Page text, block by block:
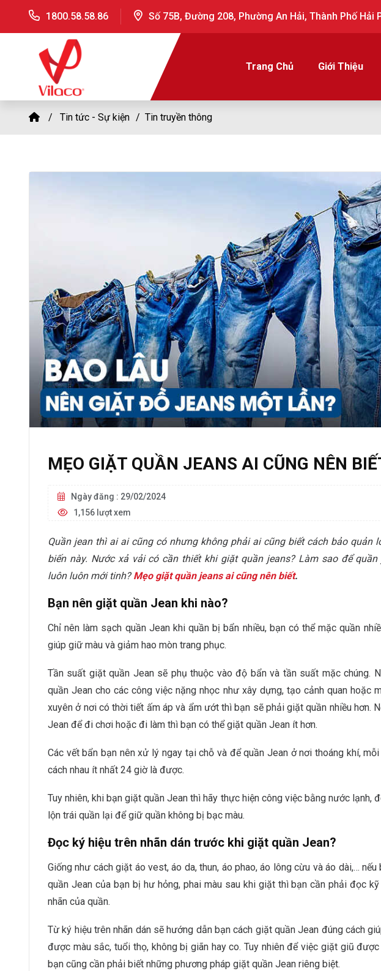
1800.58.58.86 Số 75B, Đường 208, Phường An Hải, Thành Phố Hải
Trang Chủ Giới Thiệu
Tin tức - Sự kiện Tin truyền thông
MẸO GIẶT QUẦN JEANS AI CŨNG NÊN
Ngày đăng : 29/02/2024
1,156 lượt xem
Quần jean thì ai ai cũng có nhưng không phải ai cũng biết cách bảo quản
biến này. Nước xả vải có cần thiết khi giặt quần jeans? Làm sao để
luôn luôn mới tinh?Mẹo giặt quần jeans ai cũng nên biết.
Bạn nên giặt quần Jean khi nào?
Chỉ nên làm sạch quần Jean khi quần bị bẩn nhiều, bạn có thể mặc quần
giúp giữ màu và giảm hao mòn trang phục.
Tần suất giặt quần Jean sẽ phụ thuộc vào độ bẩn và tần suất mặc chúng.
quần Jean cho các công việc nặng nhọc như xây dựng, tạo cảnh quan hoặc
xuyên ở nơi có thời tiết ấm áp và ẩm ướt thì bạn sẽ phải giặt quần nhiều hơn.
Jean để đi chơi hoặc đi làm thì bạn có thể giặt quần Jean ít hơn.
Các vết bẩn bạn nên xử lý ngay tại chỗ và để quần Jean ở nơi thoáng khí,
cách nhau ít nhất 24 giờ là được.
Tuy nhiên, khi bạn giặt quần Jean thì hãy thực hiện công việc bằng nước lạnh,
lộn trái quần lại để giữ quần không bị bạc màu.
Đọc ký hiệu trên nhãn dán trước khi giặt quần Jean?
Giống như cách giặt áo vest, áo da, thun, áo phao, áo lông cừu và áo dài,… nếu
quần Jean của bạn bị hư hỏng, phai màu sau khi giặt thì bạn cần phải đọc
nhãn của quần.
Từ ký hiệu trên nhãn dán sẽ hướng dẫn bạn cách giặt quần Jean đúng cách
được màu sắc, tuổi thọ, không bị giãn hay co. Tuy nhiên để việc giặt giũ
bạn cũng cần phải biết những phương pháp giặt quần Jean riêng biệt.